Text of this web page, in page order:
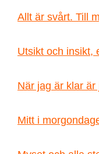
Allt är svårt. Till
Utsikt och insikt,
När jag är klar är
Mitt i